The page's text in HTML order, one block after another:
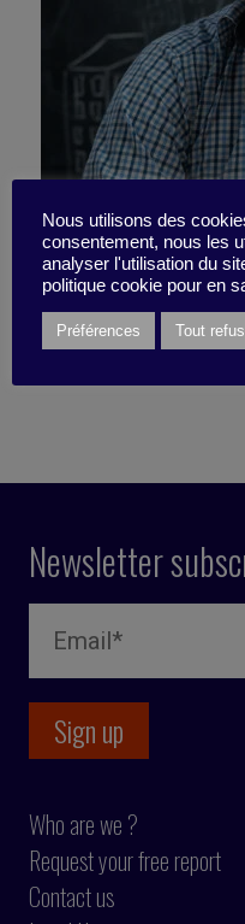
Dare
18 November 2024
Newsletter
Who are we ?
Request your free report
Contact us
Nous utilisons des
consentement, nous les
analyser l'utilisation du
politique cookie pour en
Préférences Tout